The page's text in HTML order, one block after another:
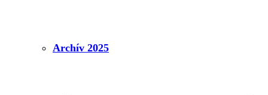
Archív 2025